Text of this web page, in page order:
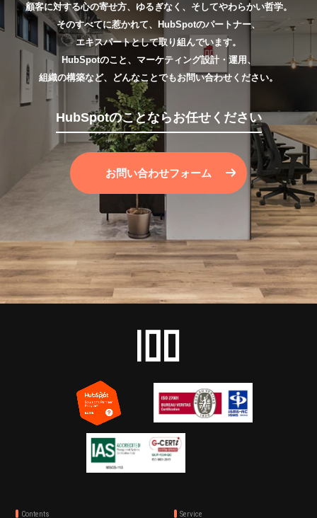
顧客に対する心の寄せ方、ゆるぎなく、そしてやわらかい哲学。
そのすべてに惹かれて、HubSpotのパートナー、
エキスパートとして取り組んでいます。
HubSpotのこと、マーケティング設計・運用、
組織の構築など、どんなことでもお問い合わせください。
HubSpotのことならお任せください
お問い合わせフォーム
Contents Service